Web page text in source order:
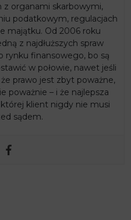
z organami skarbowymi,
podatkowym, regulacjach
majątku. Od 2006 roku
z najdłuższych spraw
rynku finansowego, bo są
w połowie, nawet jeśli
prawo jest zbyt poważne,
poważnie – i że najlepsza
klient nigdy nie musi
sądem.